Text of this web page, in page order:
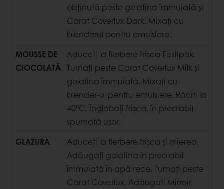
obținută peste gelatina îmmuiată și
Carat Coverlux Dark. Mixați cu
blenderul pentru emulsiere.
MOUSSE DE
CIOCOLATĂ
Aduceți la fierbere frișca Festipak.
Turnați peste Carat Coverlux Milk și
gelatina îmmuiată. Mixați cu
blender-ul pentru emulsiere. Răciți la
40°C. Înglobați frișca, în prealabil
spumată ușor.
GLAZURA
Aduceți la fierbere frișca și mierea.
Adăugați gelatina în prealabil
îmmuiată în apă rece. Turnați peste
Carat Coverlux. Adăugați Mirroir